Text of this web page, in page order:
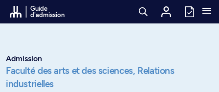
Passer au contenu
Guide
d'admission
Admission
Faculté des arts et des sciences, Relations
industrielles